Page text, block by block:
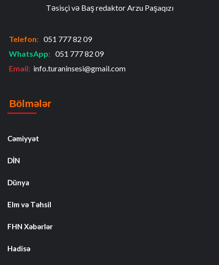
Təsisçi və Baş redaktor Arzu Paşaqızı
Telefon: 051 777 82 09
WhatsApp: 051 777 82 09
Email: info.turaninsesi@gmail.com
Bölmələr
Cəmiyyət
DİN
Dünya
Elm və Təhsil
FHN Xəbərlər
Hadisə